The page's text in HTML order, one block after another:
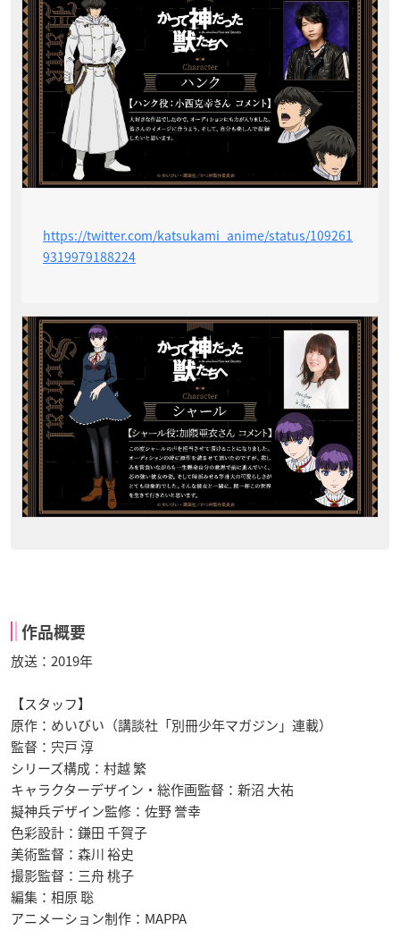
https://twitter.com/katsukami_anime/status/109261
9319979188224
作品概要
放送：2019年
【スタッフ】
原作：めいびい（講談社「別冊少年マガジン」連載）
監督：宍戸 淳
シリーズ構成：村越 繁
キャラクターデザイン・総作画監督：新沼 大祐
擬神兵デザイン監修：佐野 誉幸
色彩設計：鎌田 千賀子
美術監督：森川 裕史
撮影監督：三舟 桃子
編集：相原 聡
アニメーション制作：MAPPA